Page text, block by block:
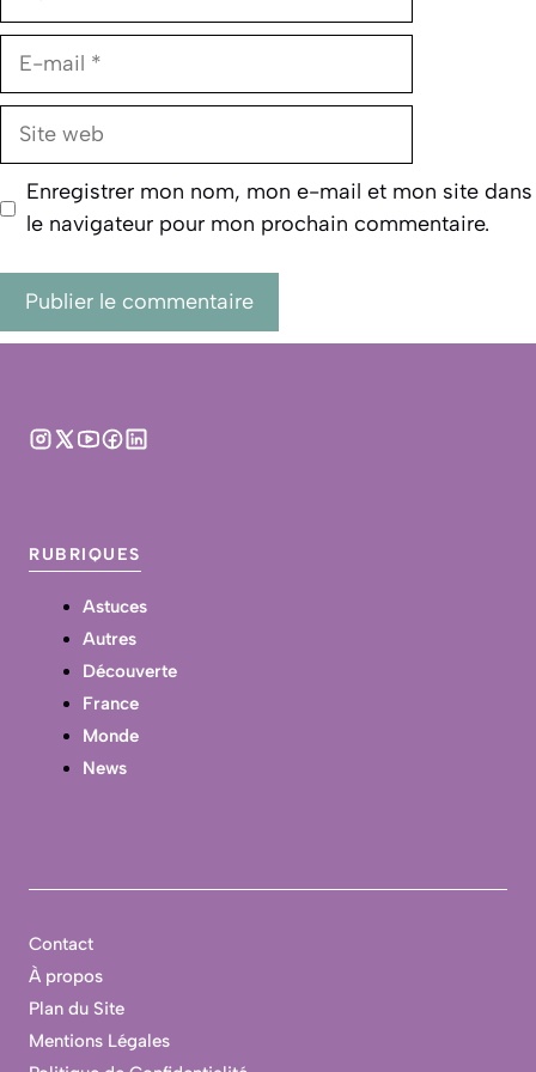
E-
Site
Enregistrer mon nom, mon e-mail et mon site dans
le navigateur pour mon prochain commentaire.
RUBRIQUES
Astuces
Autres
Découverte
France
Monde
News
Contact
À propos
Plan du Site
Mentions Légales